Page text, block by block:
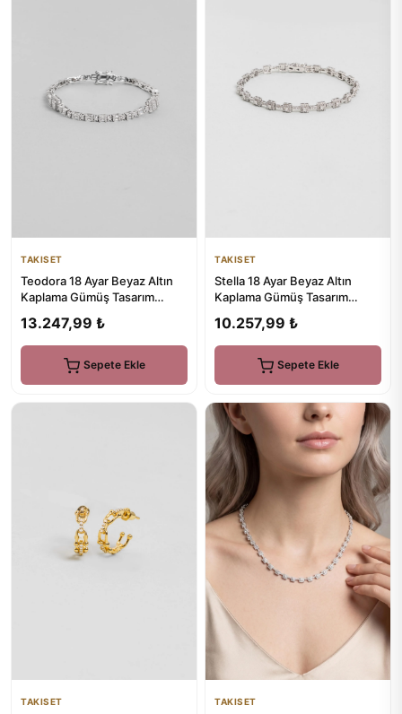
TAKISET
Teodora 18 Ayar Beyaz Altın
Kaplama Gümüş Tasarım
13.247,99 ₺
Sepete Ekle
TAKISET
Stella 18 Ayar Beyaz Altın
Kaplama Gümüş Tasarım
10.257,99 ₺
Sepete Ekle
TAKISET TAKISET